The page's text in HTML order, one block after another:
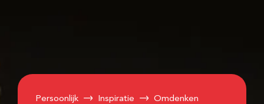
Persoonlijk Inspiratie
Omdenken